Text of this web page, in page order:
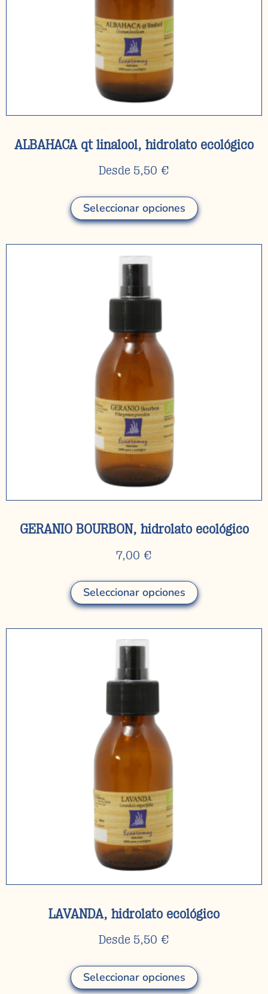
ALBAHACA qt linalool, hidrolato ecológico
Desde 5,50 €
Seleccionar opciones
GERANIO BOURBON, hidrolato ecológico
7,00 €
Seleccionar opciones
LAVANDA, hidrolato ecológico
Desde 5,50 €
Seleccionar opciones